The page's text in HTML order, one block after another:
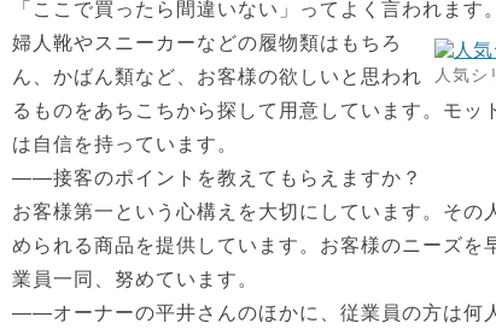
「ここで買ったら間違いない」ってよく言われます
人気シ
婦人靴やスニーカーなどの履物類はもちろ
ん、かばん類など、お客様の欲しいと思われ
るものをあちこちから探して用意しています。モッ
は自信を持っています。
――接客のポイントを教えてもらえますか？
お客様第一という心構えを大切にしています。その
められる商品を提供しています。お客様のニーズを
業員一同、努めています。
――オーナーの平井さんのほかに、従業員の方は何